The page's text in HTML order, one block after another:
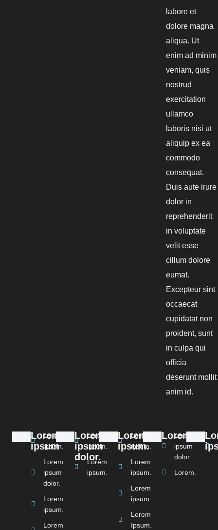
labore et
dolore magna
aliqua. Ut
enim ad minim
veniam, quis
nostrud
exercitation
ullamco
laboris nisi ut
aliquip ex ea
commodo
consequat.
Duis aute irure
dolor in
reprehenderit
in voluptate
velit esse
cillum dolore
eumat.
Excepteur sint
occaecat
cupidatat non
proident, sunt
in culpa qui
officia
deserunt mollit
anim id.
Lorem
ipsum
Lorem
ipsum.
Lorem
ipsum
dolor.
Lorem
ipsum.
Lorem
Lorem
ipsum
dolor.
Lorem
ipsum.
Lorem
ipsum.
Lorem
ipsum.
Lorem
ipsum.
Lorem
ipsum.
Lorem
ipsum.
Lorem
Ipsum.
Lorem.
Lorem
ipsum
dolor.
Lorem.